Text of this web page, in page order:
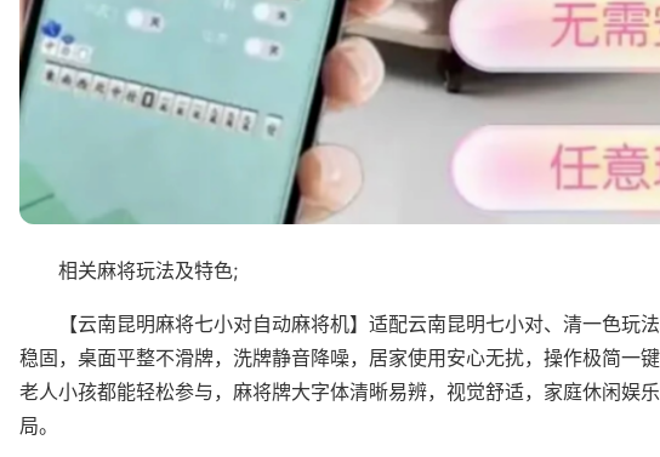
相关麻将玩法及特色;
【云南昆明麻将七小对自动麻将机】适配云南昆明七小对、清一色玩
稳固，桌面平整不滑牌，洗牌静音降噪，居家使用安心无扰，操作极简一键
老人小孩都能轻松参与，麻将牌大字体清晰易辨，视觉舒适，家庭休闲娱
局。